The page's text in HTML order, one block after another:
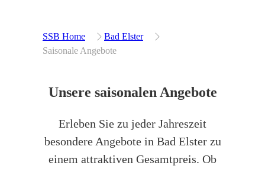
SSB Home
Bad Elster
Saisonale Angebote
Unsere saisonalen Angebote
Erleben Sie zu jeder Jahreszeit
besondere Angebote in Bad Elster zu
einem attraktiven Gesamtpreis. Ob